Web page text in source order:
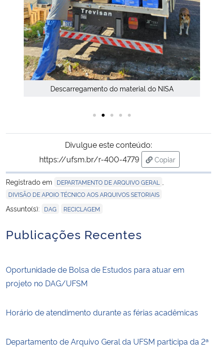
Descarregamento do material do NISA
Divulgue este conteúdo:
https://ufsm.br/r-400-4779
Copiar
para área de
Registrado em
DEPARTAMENTO DE ARQUIVO GERAL
DIVISÃO DE APOIO TÉCNICO AOS ARQUIVOS SETORIAIS
Assunto(s): DAG RECICLAGEM
Publicações Recentes
Oportunidade de Bolsa de Estudos para atuar em
projeto no DAG/UFSM
Horário de atendimento durante as férias acadêmicas
Departamento de Arquivo Geral da UFSM participa da 2ª